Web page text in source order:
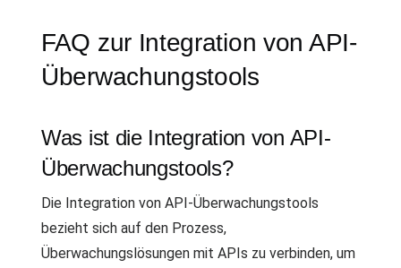
FAQ zur Integration von API-
Überwachungstools
Was ist die Integration von API-
Überwachungstools?
Die Integration von API-Überwachungstools
bezieht sich auf den Prozess,
Überwachungslösungen mit APIs zu verbinden, um